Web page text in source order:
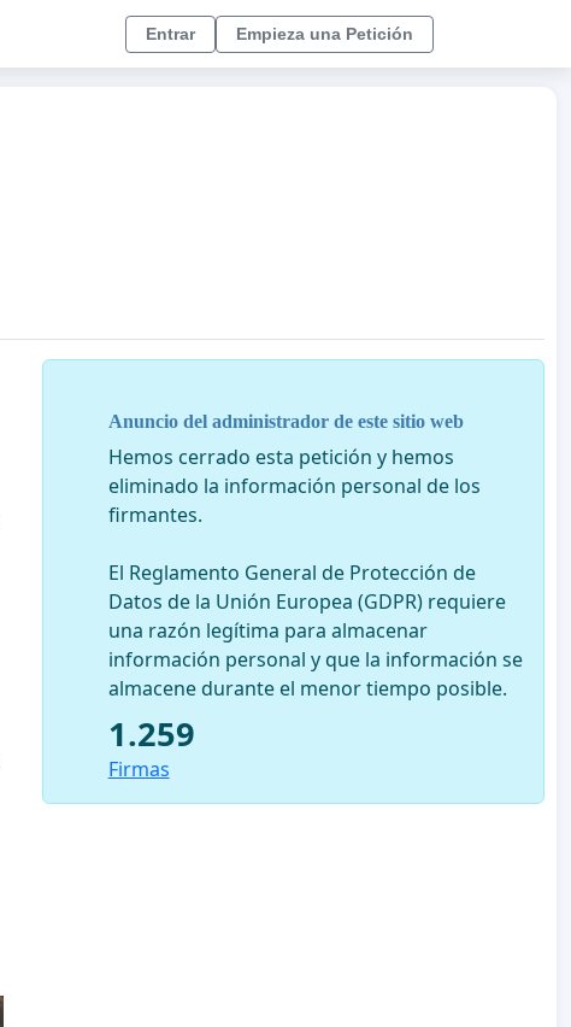
Entrar Empieza una Petición
Anuncio del administrador de este sitio web
Hemos cerrado esta petición y hemos
eliminado la información personal de los
firmantes.
El Reglamento General de Protección de
Datos de la Unión Europea (GDPR) requiere
una razón legítima para almacenar
información personal y que la información se
almacene durante el menor tiempo posible.
1.259
Firmas